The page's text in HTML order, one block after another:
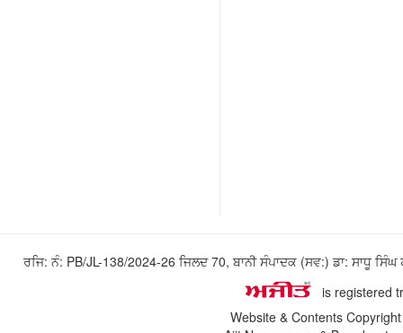
ਰਜਿ: ਨੰ: PB/JL-138/2024-26 ਜਿਲਦ 70, ਬਾਨੀ ਸੰਪਾਦਕ (ਸਵ:) ਡਾ: ਸਾਧੂ
is registered
Website & Contents